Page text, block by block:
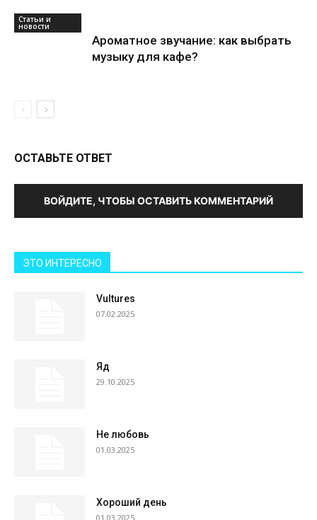
Статьи и
новости
Ароматное звучание: как выбрать
музыку для кафе?
ОСТАВЬТЕ ОТВЕТ
ВОЙДИТЕ, ЧТОБЫ ОСТАВИТЬ КОММЕНТАРИЙ
ЭТО ИНТЕРЕСНО
Vultures
07.02.2025
Яд
29.10.2025
Не любовь
01.03.2025
Хороший день
01.03.2025